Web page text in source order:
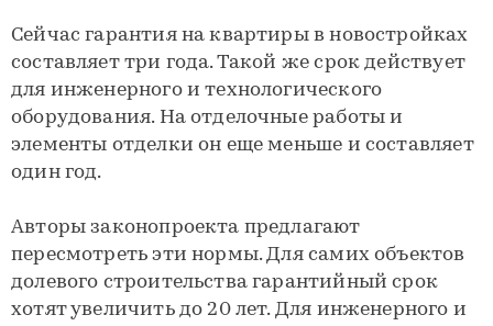
Сейчас гарантия на квартиры в новостройках
составляет три года. Такой же срок действует
для инженерного и технологического
оборудования. На отделочные работы и
элементы отделки он еще меньше и составляет
один год.
Авторы законопроекта предлагают
пересмотреть эти нормы. Для самих объектов
долевого строительства гарантийный срок
хотят увеличить до 20 лет. Для инженерного и